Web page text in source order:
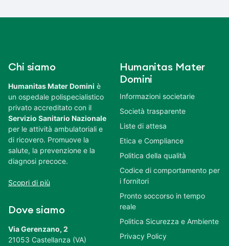
Chi siamo
Humanitas Mater Domini è
un ospedale polispecialistico
privato accreditato con il
Servizio Sanitario Nazionale
per le attività ambulatoriali e
di ricovero. Promuove la
salute, la prevenzione e la
diagnosi precoce.
Scopri di più
Dove siamo
Via Gerenzano, 2
21053 Castellanza (VA)
Humanitas Mater
Domini
Informazioni societarie
Società trasparente
Liste di attesa
Etica e Compliance
Politica della qualità
Codice di comportamento per
i fornitori
Pronto soccorso in tempo
reale
Politica Sicurezza e Ambiente
Privacy Policy